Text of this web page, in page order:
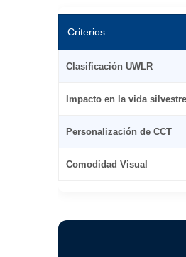
Criterios
Clasificación UWLR
Impacto en la vida silvestre
Personalización de CCT
Comodidad Visual